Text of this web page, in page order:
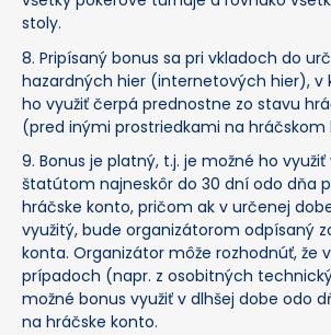
stoly.
8. Pripísaný bonus sa pri vkladoch do
hazardných hier (internetových hier), v
ho využiť čerpá prednostne zo stavu
(pred inými prostriedkami na hráčskom
9. Bonus je platný, t.j. je možné ho
štatútom najneskôr do 30 dní odo dňa
hráčske konto, pričom ak v určenej
využitý, bude organizátorom odpísaný
konta. Organizátor môže rozhodnúť, že
prípadoch (napr. z osobitných
možné bonus využiť v dlhšej dobe odo
na hráčske konto.